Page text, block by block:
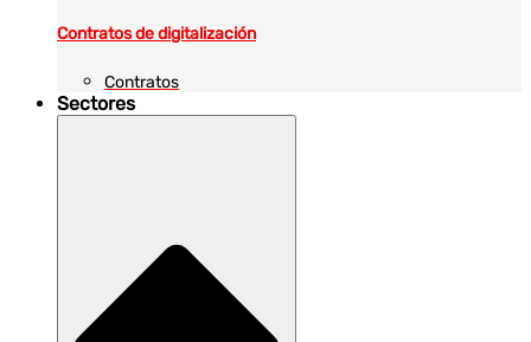
Contratos de digitalización
Contratos
Sectores